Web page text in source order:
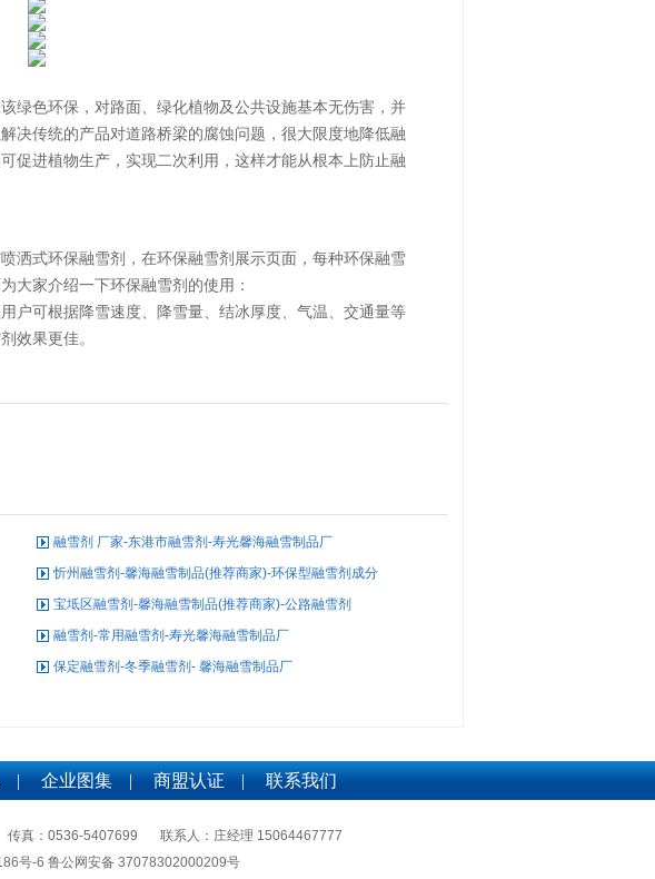
绿色环保，对路面、绿化植物及公共设施基本无伤害，并
决传统的产品对道路桥梁的腐蚀问题，很大限度地降低融
促进植物生产，实现二次利用，这样才能从根本上防止融
洒式环保融雪剂，在环保融雪剂展示页面，每种环保融雪
大家介绍一下环保融雪剂的使用：
户可根据降雪速度、降雪量、结冰厚度、气温、交通量等
效果更佳。
融雪剂 厂家-东港市融雪剂-寿光馨海融雪制品厂
忻州融雪剂-馨海融雪制品(推荐商家)-环保型融雪剂成分
宝坻区融雪剂-馨海融雪制品(推荐商家)-公路融雪剂
融雪剂-常用融雪剂-寿光馨海融雪制品厂
保定融雪剂-冬季融雪剂- 馨海融雪制品厂
| 企业图集 | 商盟认证 | 联系我们
传真：0536-5407699
联系人：庄经理 15064467777
号-6 鲁公网安备 37078302000209号